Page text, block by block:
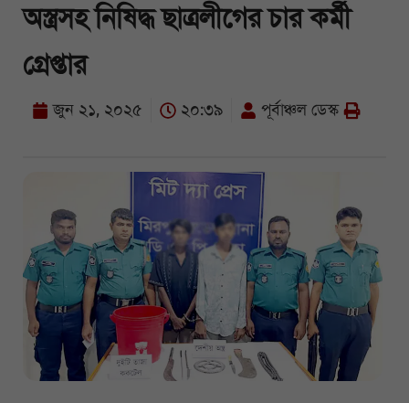
অস্ত্রসহ নিষিদ্ধ ছাত্রলীগের চার কর্মী
গ্রেপ্তার
জুন ২১, ২০২৫ ২০:৩৯ পূর্বাঞ্চল ডেস্ক